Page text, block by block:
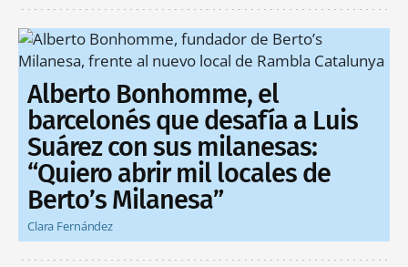
Alberto Bonhomme, el
barcelonés que desafía a Luis
Suárez con sus milanesas:
“Quiero abrir mil locales de
Berto’s Milanesa”
Clara Fernández